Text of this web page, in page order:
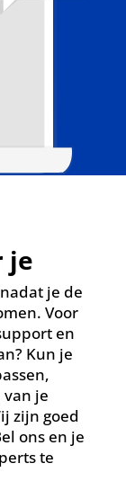
je
je de
Voor
en
Kun je
je
zijn goed
ons en je
te